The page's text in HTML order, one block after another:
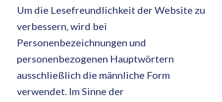
Um die Lesefreundlichkeit der Website zu
verbessern, wird bei
Personenbezeichnungen und
personenbezogenen Hauptwörtern
ausschließlich die männliche Form
verwendet. Im Sinne der